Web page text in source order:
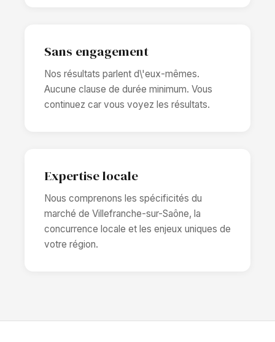
Sans engagement
Nos résultats parlent d\'eux-mêmes.
Aucune clause de durée minimum. Vous
continuez car vous voyez les résultats.
Expertise locale
Nous comprenons les spécificités du
marché de Villefranche-sur-Saône, la
concurrence locale et les enjeux uniques de
votre région.